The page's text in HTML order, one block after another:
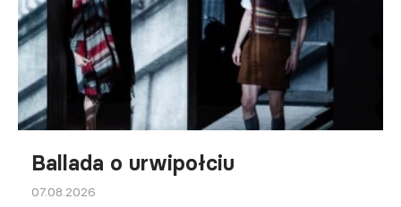
Ballada o urwipołciu
07.08.2026